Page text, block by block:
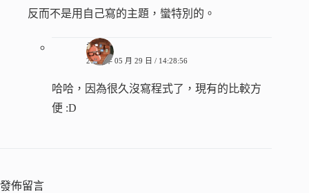
反而不是用自己寫的主題，蠻特別的。
香腸
2025 年 05 月 29 日 / 14:28:56
哈哈，因為很久沒寫程式了，現有的比較方
便 :D
發佈留言